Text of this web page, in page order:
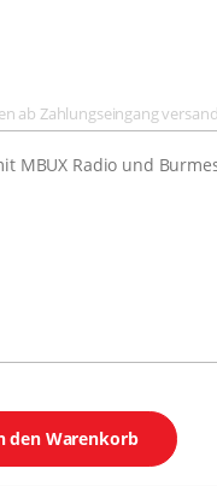
ab Zahlungseingang
MBUX Radio und
den Warenkorb